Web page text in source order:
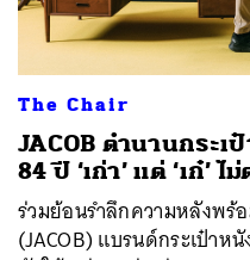
The Chair
JACOB ตำนานกระเ
84 ปี ‘เก่า’ แต่ ‘เก๋’
ร่วมย้อนรำลึกความหลังพร้
(JACOB) แบรนด์กระเป๋า